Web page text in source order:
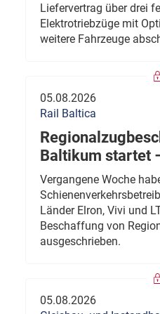
Liefervertrag über drei
Elektrotriebzüge mit
weitere Fahrzeuge
05.08.2026
Rail Baltica
Baltikum startet
Vergangene Woche
Länder Elron, Vivi und
Beschaffung von
ausgeschrieben.
05.08.2026